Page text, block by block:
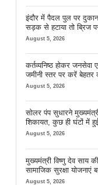
इंदौर में पैदल पुल पर
सड़क से हटाया तो ब्रिज
की जगह भी नहीं मिल रही
August 5, 2026
कर्तव्यनिष्ठ होकर
जमीनी स्तर पर करें बेहतर
देव साय
August 5, 2026
सोलर पंप सुधारने
शिकायत, कुछ ही घंटों में
August 5, 2026
मुख्यमंत्री विष्णु देव साय
सामाजिक सुरक्षा योजनाएं
परिवारों का मजबूत सहारा
August 5, 2026